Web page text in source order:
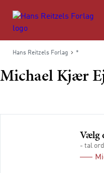
Hans Reitzels Forlag *
Michael Kjær
Vælg
- tal